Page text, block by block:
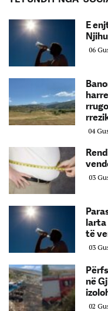
E
06
04
03
larta
të
03
në
02